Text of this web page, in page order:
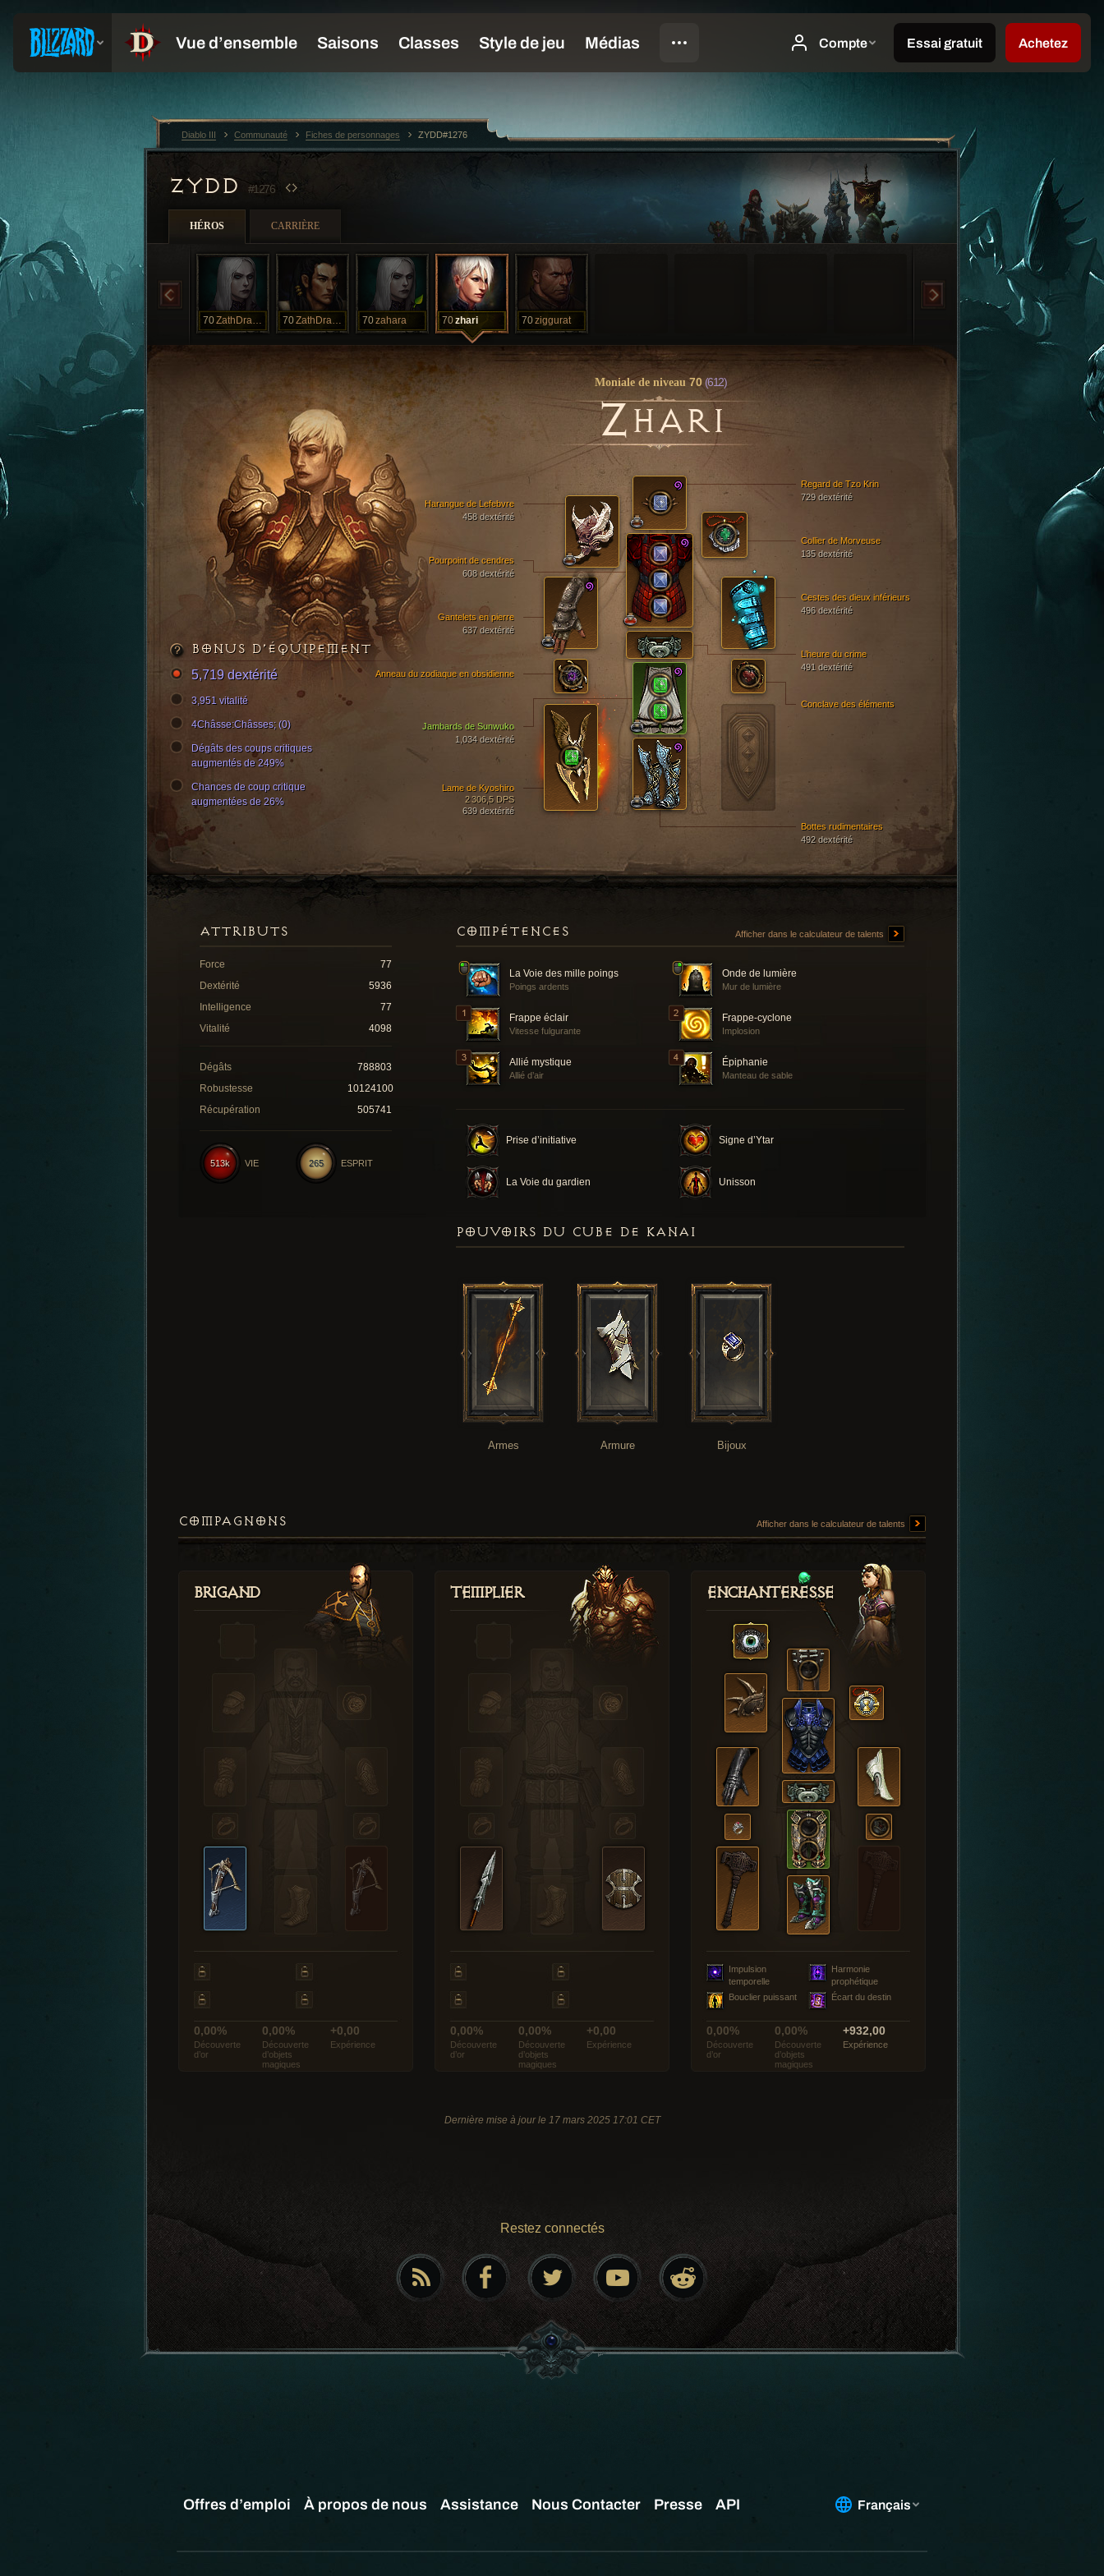
ZYDD #1276
HÉROS CARRIÈRE
70 ZathDragon 70 ZathDragon 70zahara 70zhari 70ziggurat
Moniale de niveau 70 (612)
ZHARI
Regard de Tzo Krin
729 dextérité
Pourpoint de cendres
608 dextérité
Bottes rudimentaires
492 dextérité
Gantelets en pierre
637 dextérité
Harangue de Lefebvre
458 dextérité
Jambards de Sunwuko
1,034 dextérité
Cestes des dieux inférieurs
496 dextérité
Lame de Kyoshiro
2 306,5 DPS
639 dextérité
L’heure du crime
491 dextérité
Conclave des éléments
Anneau du zodiaque en obsidienne
Collier de Morveuse
135 dextérité
BONUS D’ÉQUIPEMENT
5,719 dextérité
3,951 vitalité
4Châsse:Châsses; (0)
Dégâts des coups critiques
augmentés de 249%
Chances de coup critique
augmentées de 26%
COMPÉTENCES Afficher dans le calculateur de talents
La Voie des mille poings
Poings ardents
Onde de lumière
Mur de lumière
Frappe éclair
Vitesse fulgurante
Frappe-cyclone
Implosion
Allié mystique
Allié d’air
Épiphanie
Manteau de sable
Prise d’initiative Signe d’Ytar
La Voie du gardien Unisson
ATTRIBUTS
Force
77
Dextérité
5936
Intelligence
77
Vitalité
4098
Dégâts
788803
Robustesse
10124100
Récupération
505741
265 ESPRIT
513k VIE
POUVOIRS DU CUBE DE KANAI
Armes Armure Bijoux
COMPAGNONS Afficher dans le calculateur de talents
Brigand
0,00%
Découverte
d’or
0,00%
Découverte
d’objets
magiques
+0,00
Expérience
Templier
0,00%
Découverte
d’or
0,00%
Découverte
d’objets
magiques
+0,00
Expérience
Enchanteresse
Impulsion
temporelle
Harmonie
prophétique
Bouclier puissant
Écart du destin
0,00%
Découverte
d’or
0,00%
Découverte
d’objets
magiques
+932,00
Expérience
Dernière mise à jour le 17 mars 2025 17:01 CET
Restez connectés
Diablo III Communauté Fiches de personnages ZYDD#1276